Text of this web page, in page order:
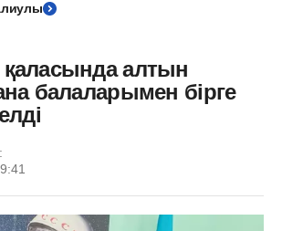
алтын
балаларымен бірге